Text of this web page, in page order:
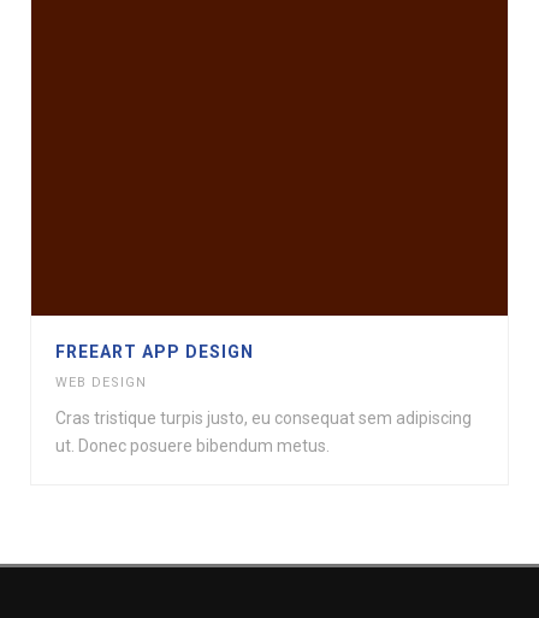
FREEART APP DESIGN
WEB DESIGN
Cras tristique turpis justo, eu consequat sem adipiscing
ut. Donec posuere bibendum metus.